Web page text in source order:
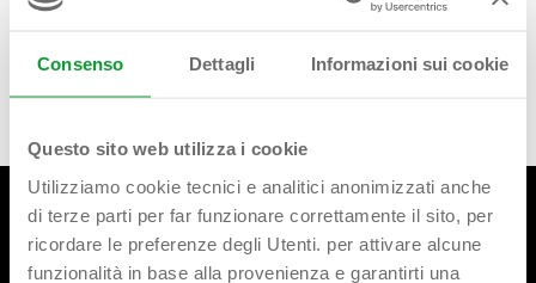
Consenso Dettagli Informazioni sui cookie
Questo sito web utilizza i cookie
Utilizziamo cookie tecnici e analitici anonimizzati anche
di terze parti per far funzionare correttamente il sito, per
ricordare le preferenze degli Utenti. per attivare alcune
funzionalità in base alla provenienza e garantirti una